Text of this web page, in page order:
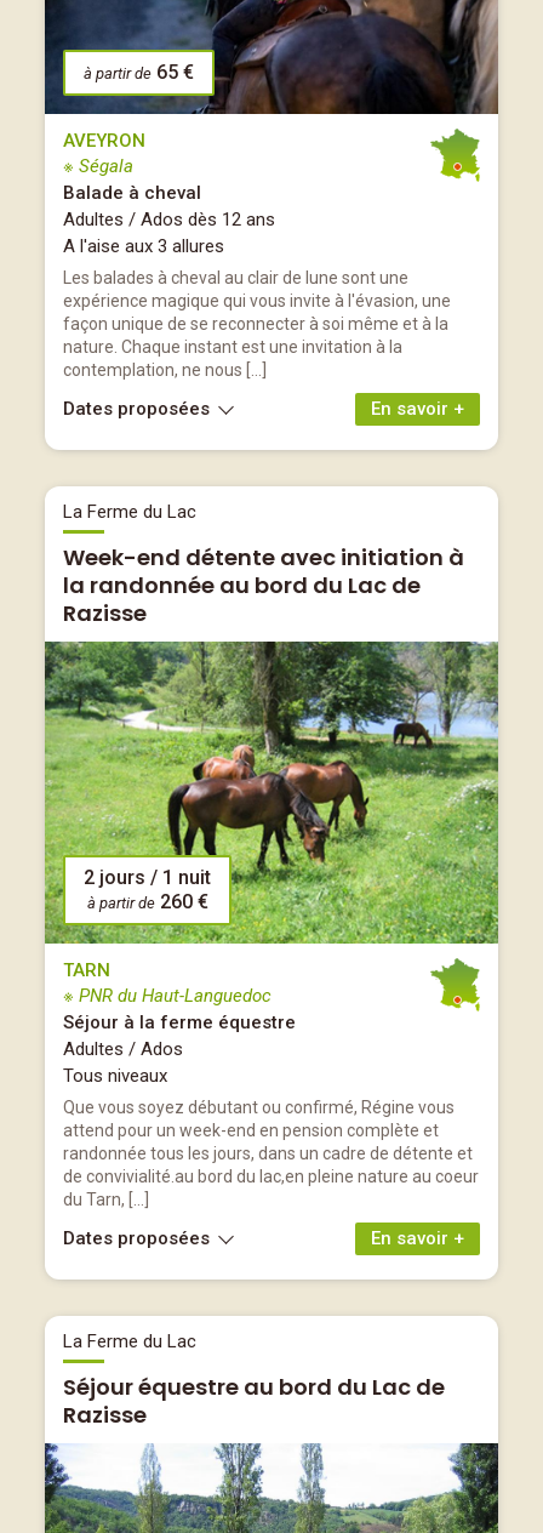
à partir de 65 €
AVEYRON
※ Ségala
Balade à cheval
Adultes / Ados dès 12 ans
A l'aise aux 3 allures
Les balades à cheval au clair de lune sont une
expérience magique qui vous invite à l'évasion, une
façon unique de se reconnecter à soi même et à la
nature. Chaque instant est une invitation à la
contemplation, ne nous […]
En savoir +
Dates proposées
La Ferme du Lac
Week-end détente avec initiation à
la randonnée au bord du Lac de
Razisse
2 jours / 1 nuit
à partir de 260 €
TARN
※ PNR du Haut-Languedoc
Séjour à la ferme équestre
Adultes / Ados
Tous niveaux
Que vous soyez débutant ou confirmé, Régine vous
attend pour un week-end en pension complète et
randonnée tous les jours, dans un cadre de détente et
de convivialité.au bord du lac,en pleine nature au coeur
du Tarn, […]
En savoir +
Dates proposées
La Ferme du Lac
Séjour équestre au bord du Lac de
Razisse